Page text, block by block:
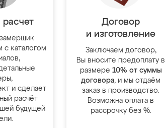
с каталогом
и сделает
расчёт
будущей
Договор
и изготовление
Заключаем договор,
Вы вносите предоплату в
размере 10% от суммы
договора, и мы отдаём
заказ в производство.
Возможна оплата в
рассрочку без %.